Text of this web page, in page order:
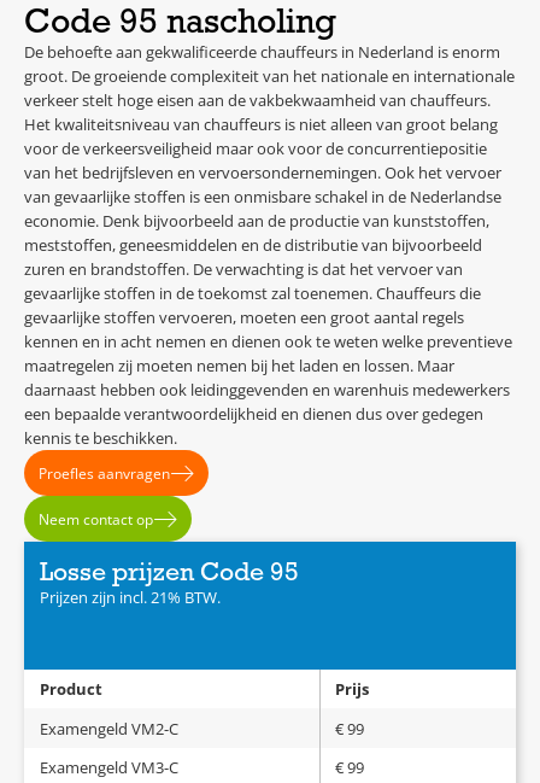
Code 95 nascholing
De behoefte aan gekwalificeerde chauffeurs in Nederland is enorm
groot. De groeiende complexiteit van het nationale en internationale
verkeer stelt hoge eisen aan de vakbekwaamheid van chauffeurs.
Het kwaliteitsniveau van chauffeurs is niet alleen van groot belang
voor de verkeersveiligheid maar ook voor de concurrentiepositie
van het bedrijfsleven en vervoersondernemingen. Ook het vervoer
van gevaarlijke stoffen is een onmisbare schakel in de Nederlandse
economie. Denk bijvoorbeeld aan de productie van kunststoffen,
meststoffen, geneesmiddelen en de distributie van bijvoorbeeld
zuren en brandstoffen. De verwachting is dat het vervoer van
gevaarlijke stoffen in de toekomst zal toenemen. Chauffeurs die
gevaarlijke stoffen vervoeren, moeten een groot aantal regels
kennen en in acht nemen en dienen ook te weten welke preventieve
maatregelen zij moeten nemen bij het laden en lossen. Maar
daarnaast hebben ook leidinggevenden en warenhuis medewerkers
een bepaalde verantwoordelijkheid en dienen dus over gedegen
kennis te beschikken.
Proefles aanvragen
Neem contact op
Losse prijzen Code 95
Prijzen zijn incl. 21% BTW.
Product
Prijs
Examengeld VM2-C
€ 99
Examengeld VM3-C
€ 99